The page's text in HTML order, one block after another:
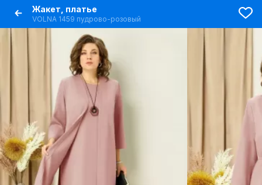
Жакет, платье
VOLNA 1459 пудрово-розовый